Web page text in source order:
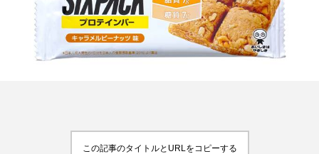
がもたらす可能性とこれから
2026.07.13
都市型スパ――身近なウェルネ
の次世代モデル
2026.08.06
FEATURED
この記事のタイトルとURLをコピーする